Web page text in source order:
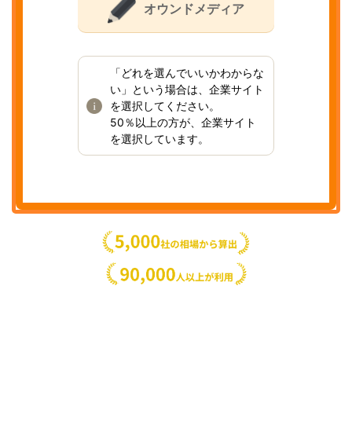
オウンドメディア
「どれを選んでいいかわからな
い」という場合は、企業サイト
を選択してください。
50％以上の方が、企業サイト
を選択しています。